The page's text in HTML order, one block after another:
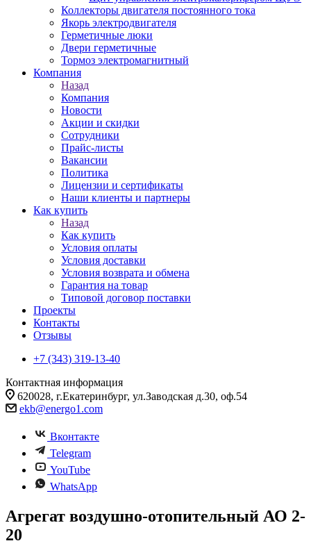
Коллекторы двигателя постоянного тока
Якорь электродвигателя
Герметичные люки
Двери герметичные
Тормоз электромагнитный
Компания
Назад
Компания
Новости
Акции и скидки
Сотрудники
Прайс-листы
Вакансии
Политика
Лицензии и сертификаты
Наши клиенты и партнеры
Как купить
Назад
Как купить
Условия оплаты
Условия доставки
Условия возврата и обмена
Гарантия на товар
Типовой договор поставки
Проекты
Контакты
Отзывы
+7 (343) 319-13-40
Контактная информация
620028, г.Екатеринбург, ул.Заводская д.30, оф.54
ekb@energo1.com
Вконтакте
Telegram
YouTube
WhatsApp
Агрегат воздушно-отопительный АО 2-
20